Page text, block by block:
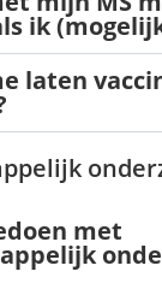
ik
laten
met